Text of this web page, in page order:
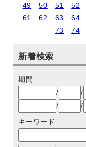
49
50 51 52
61
62 63 64
73
74
新着検索
期間
/
/
/
/
キーワード